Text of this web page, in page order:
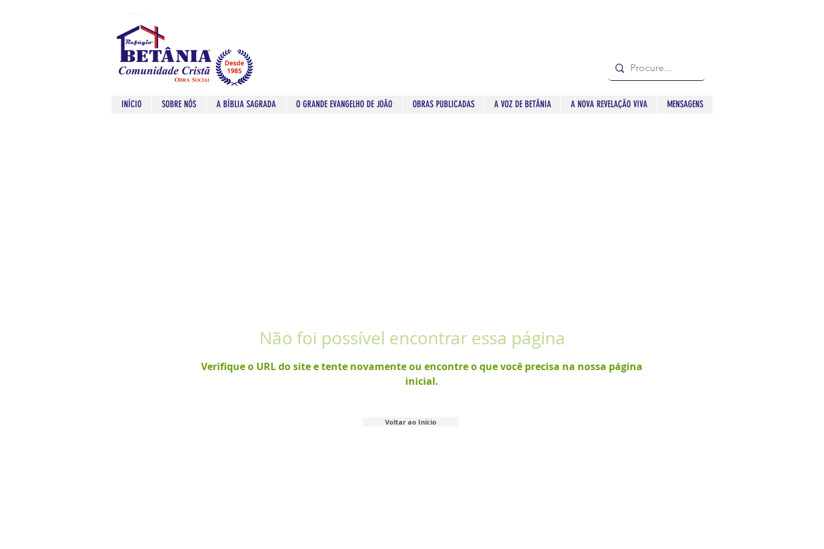
INÍCIO SOBRE NÓS A BÍBLIA SAGRADA O GRANDE EVANGELHO DE JOÃO OBRAS PUBLICADAS A VOZ DE BETÂNIA A NOVA REVELAÇÃO VIVA MENSAGENS
Não foi possível encontrar essa página
Verifique o URL do site e tente novamente ou encontre o que você precisa na nossa página
inicial.
Voltar ao Início